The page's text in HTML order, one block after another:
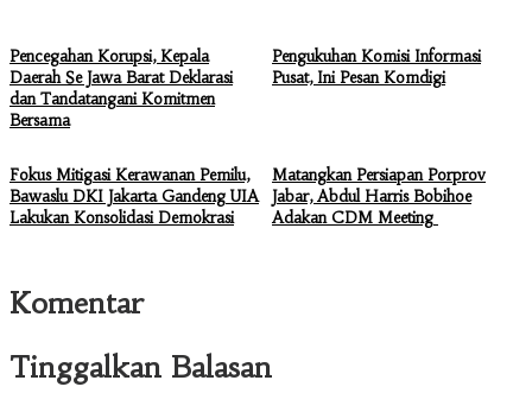
Pencegahan Korupsi, Kepala
Daerah Se Jawa Barat Deklarasi
dan Tandatangani Komitmen
Bersama
Pengukuhan Komisi Informasi
Pusat, Ini Pesan Komdigi
Fokus Mitigasi Kerawanan Pemilu,
Bawaslu DKI Jakarta Gandeng UIA
Lakukan Konsolidasi Demokrasi
Matangkan Persiapan Porprov
Jabar, Abdul Harris Bobihoe
Adakan CDM Meeting
Komentar
Tinggalkan Balasan